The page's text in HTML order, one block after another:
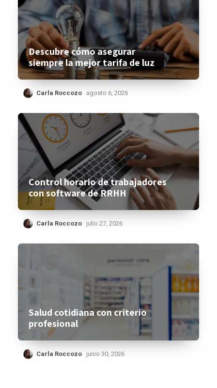
Descubre cómo asegurar
siempre la mejor tarifa de luz
Carla Roccozo agosto 6, 2026
Control horario de trabajadores
con software de RRHH
Carla Roccozo julio 27, 2026
Salud cotidiana con criterio
profesional
Carla Roccozo junio 30, 2026